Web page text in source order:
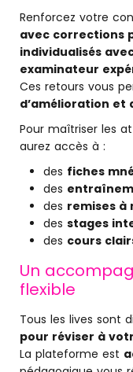
Renforcez votre
avec corrections
individualisés
examinateur
Ces retours vous
d’amélioration
Pour maîtriser les
aurez accès à :
des fiches
des
des remises à
des stages
des cours
Un
flexible
Tous les lives sont
pour réviser à
La plateforme est